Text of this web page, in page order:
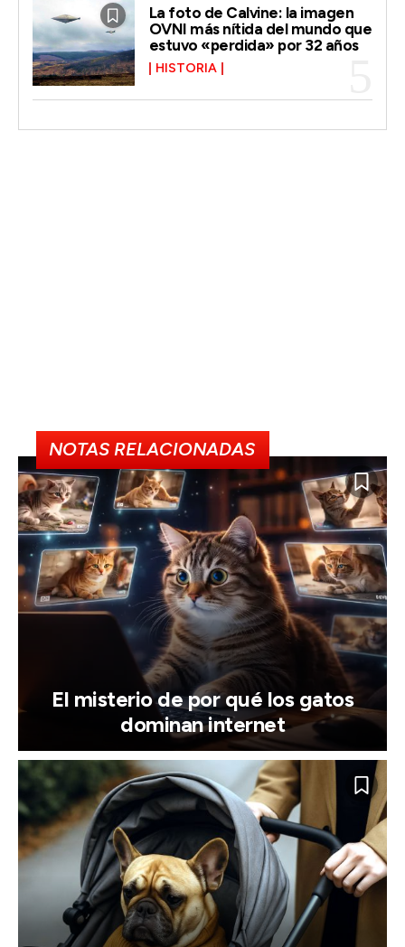
La foto de Calvine: la imagen
OVNI más nítida del mundo que
estuvo «perdida» por 32 años
HISTORIA
NOTAS RELACIONADAS
El misterio de por qué los gatos
dominan internet